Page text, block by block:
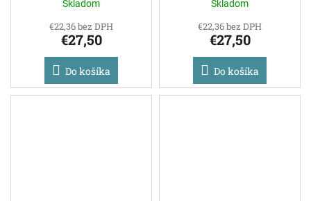
Skladom
€22,36 bez DPH
€27,50
Do košíka
Skladom
€22,36 bez DPH
€27,50
Do košíka